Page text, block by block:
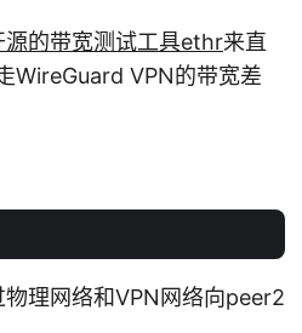
的带宽测试工具ethr来直
WireGuard VPN的带宽差
理网络和VPN网络向peer2